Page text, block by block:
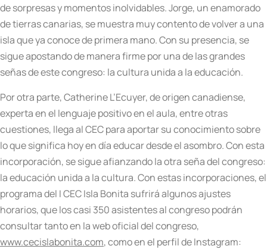
de sorpresas y momentos inolvidables. Jorge, un enamorado
de tierras canarias, se muestra muy contento de volver a una
isla que ya conoce de primera mano. Con su presencia, se
sigue apostando de manera firme por una de las grandes
señas de este congreso: la cultura unida a la educación.
Por otra parte, Catherine L’Ecuyer, de origen canadiense,
experta en el lenguaje positivo en el aula, entre otras
cuestiones, llega al CEC para aportar su conocimiento sobre
lo que significa hoy en día educar desde el asombro. Con esta
incorporación, se sigue afianzando la otra seña del congreso:
la educación unida a la cultura. Con estas incorporaciones, el
programa del I CEC Isla Bonita sufrirá algunos ajustes
horarios, que los casi 350 asistentes al congreso podrán
consultar tanto en la web oficial del congreso,
www.cecislabonita.com, como en el perfil de Instagram: